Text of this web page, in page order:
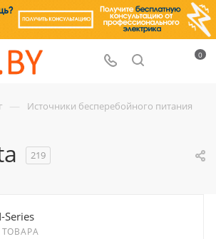
0
— Источники бесперебойного питания
219
Series
ТОВАРА